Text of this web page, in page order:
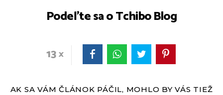
Podeľte sa o Tchibo Blog
13
AK SA VÁM ČLÁNOK PÁČIL, MOHLO BY VÁS TIEŽ